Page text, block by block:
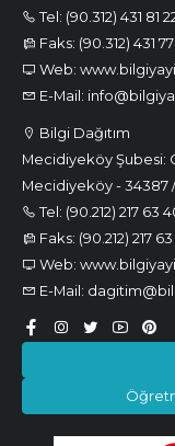
Tel: (90.312) 431 81
Faks: (90.312) 431
Web:
E-Mail:
Bilgi Dağıtım
Mecidiyeköy Şubesi:
Mecidiyeköy - 34387 /
Tel: (90.212) 217 63
Faks: (90.212) 217 63
Web:
E-Mail: